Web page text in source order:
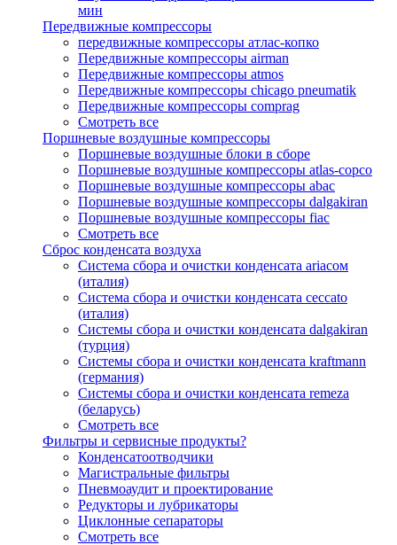
мин
Передвижные компрессоры
передвижные компрессоры атлас-копко
Передвижные компрессоры airman
Передвижные компрессоры atmos
Передвижные компрессоры chicago pneumatik
Передвижные компрессоры comprag
Смотреть все
Поршневые воздушные компрессоры
Поршневые воздушные блоки в сборе
Поршневые воздушные компрессоры atlas-copco
Поршневые воздушные компрессоры abac
Поршневые воздушные компрессоры dalgakiran
Поршневые воздушные компрессоры fiac
Смотреть все
Сброс конденсата воздуха
Система сбора и очистки конденсата ariacом
(италия)
Система сбора и очистки конденсата ceccato
(италия)
Системы сбора и очистки конденсата dalgakiran
(турция)
Системы сбора и очистки конденсата kraftmann
(германия)
Системы сбора и очистки конденсата remeza
(беларусь)
Смотреть все
Фильтры и сервисные продукты?
Конденсатоотводчики
Магистральные фильтры
Пневмоаудит и проектирование
Редукторы и лубрикаторы
Циклонные сепараторы
Смотреть все